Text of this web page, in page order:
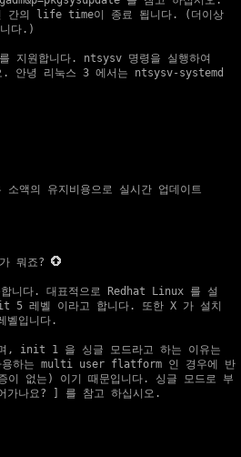
의 life time이 종료 됩니다. (더이상
다.)
지원합니다. ntsysv 명령을 실행하여
안녕 리눅스 3 에서는 ntsysv-systemd
액의 유지비용으로 실시간 업데이트
뭐죠?
니다. 대표적으로 Redhat Linux 를 설
5 레벨 이라고 합니다. 또한 X 가 설치
벨입니다.
init 1 을 싱글 모드라고 하는 이유는
하는 multi user flatform 인 경우에 반
없는) 이기 때문입니다. 싱글 모드로 부
나요? ] 를 참고 하십시오.